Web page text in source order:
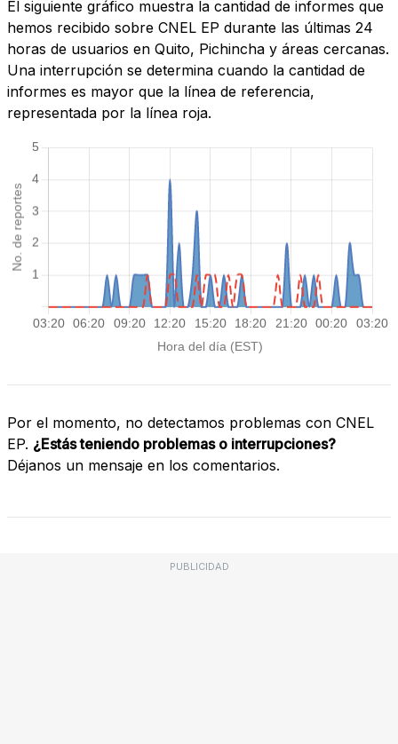
El siguiente gráfico muestra la cantidad de informes que
hemos recibido sobre CNEL EP durante las últimas 24
horas de usuarios en Quito, Pichincha y áreas cercanas.
Una interrupción se determina cuando la cantidad de
informes es mayor que la línea de referencia,
representada por la línea roja.
Por el momento, no detectamos problemas con CNEL
EP. ¿Estás teniendo problemas o interrupciones?
Déjanos un mensaje en los comentarios.
PUBLICIDAD